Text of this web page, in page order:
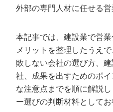
YouTubeディレクター
ミッション・ビジョン・バリ
取締役メッセージ（株本祐己）
業務委託
認定パートナー
動画ディレクター
外部の専門人材に任せる営
本記事では、建設業で営
メリットを整理したうえ
敗しない会社の選び方、
社、成果を出すためのポ
な注意点までを順に解説
ー選びの判断材料としてお